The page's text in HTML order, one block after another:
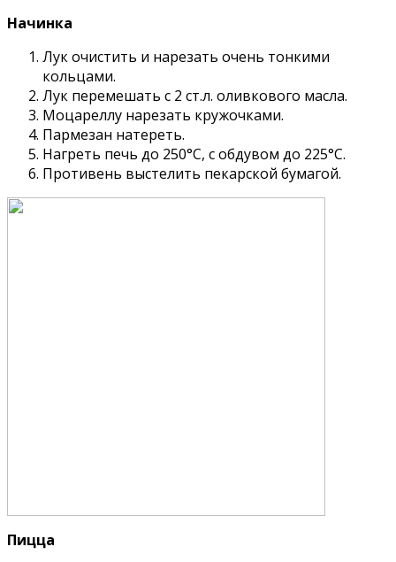
Начинка
Лук очистить и нарезать очень тонкими
кольцами.
Лук перемешать с 2 ст.л. оливкового масла.
Моцареллу нарезать кружочками.
Пармезан натереть.
Нагреть печь до 250°С, с обдувом до 225°С.
Противень выстелить пекарской бумагой.
Пицца